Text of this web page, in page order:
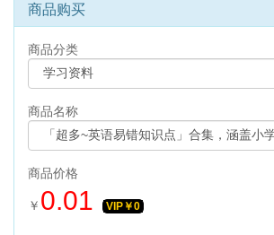
商品购买
商品分类
商品名称
商品价格
￥ 0.01 VIP￥0